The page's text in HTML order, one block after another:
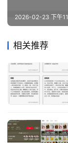
专2026-02-23 下午
相关推荐